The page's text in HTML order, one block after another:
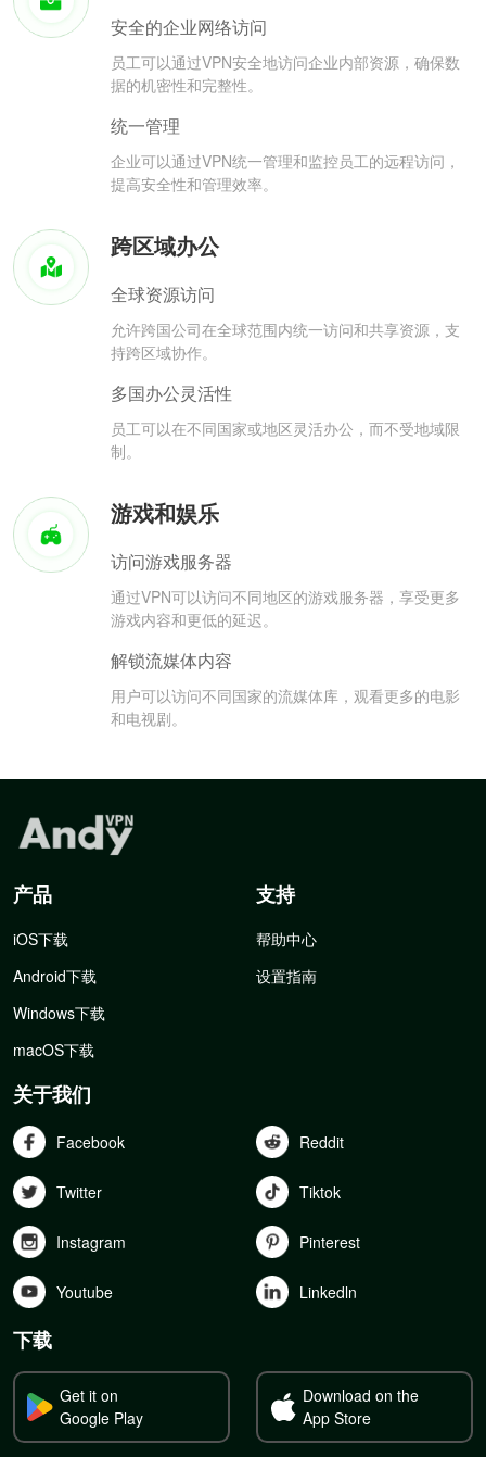
安全的企业网络访问
员工可以通过VPN安全地访问企业内部资源，确保数
据的机密性和完整性。
统一管理
企业可以通过VPN统一管理和监控员工的远程访问，
提高安全性和管理效率。
跨区域办公
全球资源访问
允许跨国公司在全球范围内统一访问和共享资源，支
持跨区域协作。
多国办公灵活性
员工可以在不同国家或地区灵活办公，而不受地域限
制。
游戏和娱乐
访问游戏服务器
通过VPN可以访问不同地区的游戏服务器，享受更多
游戏内容和更低的延迟。
解锁流媒体内容
用户可以访问不同国家的流媒体库，观看更多的电影
和电视剧。
产品
iOS下载
Android下载
Windows下载
macOS下载
支持
帮助中心
设置指南
关于我们
Facebook Reddit
Twitter Tiktok
Instagram Pinterest
Youtube Linkedln
下载
Get it on
Google Play
Download on the
App Store